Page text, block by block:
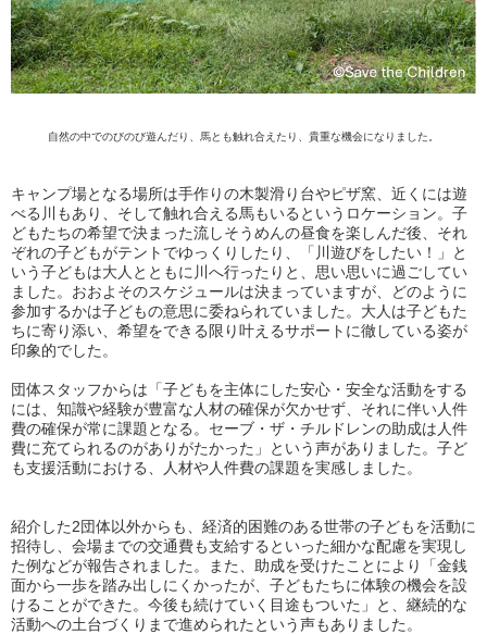
自然の中でのびのび遊んだり 、馬とも触れ合えたり 貴重な機会になりました。
キャンプ場となる場所は手作りの木製滑り台やピザ窯、近くには遊
べる川もあり、そして触れ合える馬もいるというロケーション。子
どもたちの希望で決まった流しそうめんの昼食を楽しんだ後、それ
ぞれの子どもがテントでゆっくりしたり、「川遊びをしたい！」と
いう子どもは大人とともに川へ行ったりと、思い思いに過ごしてい
ました。おおよそのスケジュールは決まっていますが、どのように
参加するかは子どもの意思に委ねられていました。大人は子どもた
ちに寄り添い、希望をできる限り叶えるサポートに徹している姿が
印象的でした。
団体スタッフからは「子どもを主体にした安心・安全な活動をする
には、知識や経験が豊富な人材の確保が欠かせず、それに伴い人件
費の確保が常に課題となる。セーブ・ザ・チルドレンの助成は人件
費に充てられるのがありがたかった」という声がありました。子ど
も支援活動における、人材や人件費の課題を実感しました。
紹介した2団体以外からも、経済的困難のある世帯の子どもを活動に
招待し、会場までの交通費も支給するといった細かな配慮を実現し
た例などが報告されました。また、助成を受けたことにより「金銭
面から一歩を踏み出しにくかったが、子どもたちに体験の機会を設
けることができた。今後も続けていく目途もついた」と、継続的な
活動への土台づくりまで進められたという声もありました。